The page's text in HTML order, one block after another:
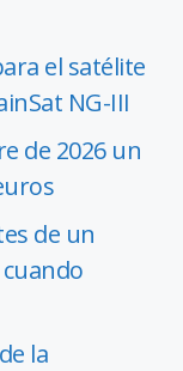
el satélite
NG-III
de 2026 un
de un
la